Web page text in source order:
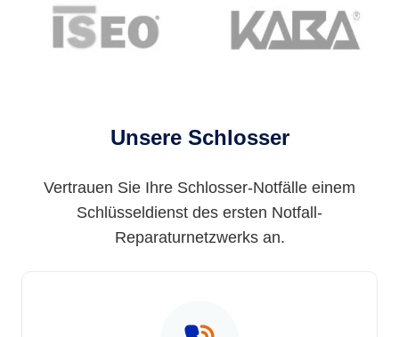
Unsere Schlosser
Vertrauen Sie Ihre Schlosser-Notfälle einem
Schlüsseldienst des ersten Notfall-
Reparaturnetzwerks an.